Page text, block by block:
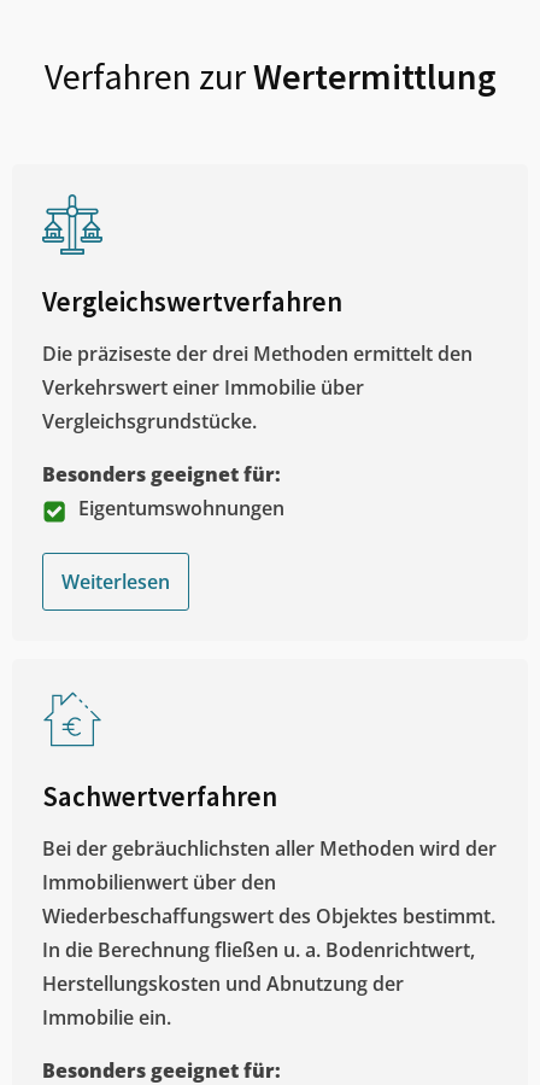
Verfahren zurWertermittlung
Vergleichswertverfahren
Die präziseste der drei Methoden ermittelt den
Verkehrswert einer Immobilie über
Vergleichsgrundstücke.
Besonders geeignet für:
Eigentumswohnungen
Weiterlesen
Sachwertverfahren
Bei der gebräuchlichsten aller Methoden wird der
Immobilienwert über den
Wiederbeschaffungswert des Objektes bestimmt.
In die Berechnung fließen u. a. Bodenrichtwert,
Herstellungskosten und Abnutzung der
Immobilie ein.
Besonders geeignet für: